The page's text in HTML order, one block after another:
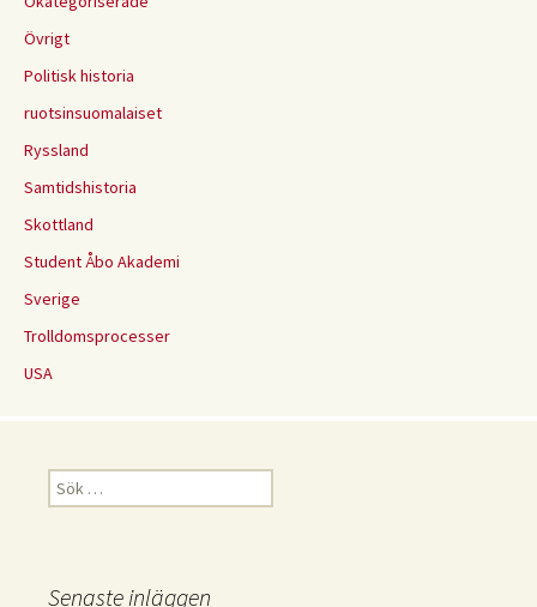
Övrigt
Politisk historia
ruotsinsuomalaiset
Ryssland
Samtidshistoria
Skottland
Student Åbo Akademi
Sverige
Trolldomsprocesser
USA
Sök
efter:
Senaste inläggen